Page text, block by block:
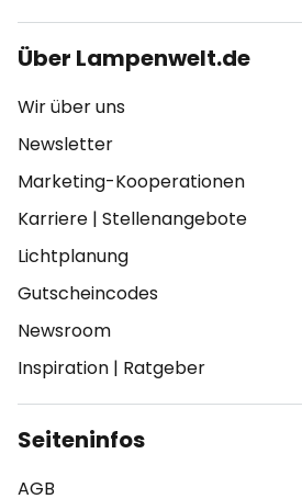
Über Lampenwelt.de
Wir über uns
Newsletter
Marketing-Kooperationen
Karriere | Stellenangebote
Lichtplanung
Gutscheincodes
Newsroom
Inspiration | Ratgeber
Seiteninfos
AGB